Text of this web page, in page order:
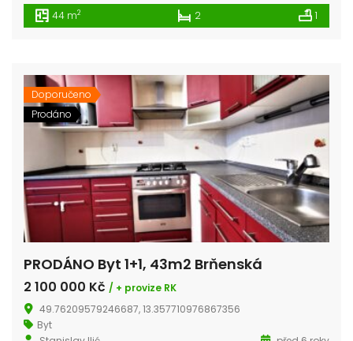
44 m2 2 1
Doporučeno
Prodáno
PRODÁNO Byt 1+1, 43m2 Brňenská
2 100 000 Kč / + provize RK
49.76209579246687, 13.357710976867356
Byt